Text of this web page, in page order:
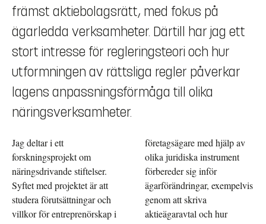
främst aktiebolagsrätt, med fokus på
ägarledda verksamheter. Därtill har jag ett
stort intresse för regleringsteori och hur
utformningen av rättsliga regler påverkar
lagens anpassningsförmåga till olika
näringsverksamheter.
Jag deltar i ett
forskningsprojekt om
näringsdrivande stiftelser.
Syftet med projektet är att
studera förutsättningar och
villkor för entreprenörskap i
företagsägare med hjälp av
olika juridiska instrument
förbereder sig inför
ägarförändringar, exempelvis
genom att skriva
aktieägaravtal och hur